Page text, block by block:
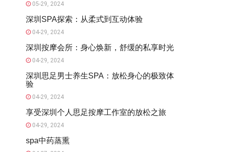
05-29, 2024
深圳SPA探索：从柔式到互动体验
04-29, 2024
深圳按摩会所：身心焕新，舒缓的私享时光
04-29, 2024
深圳思足男士养生SPA：放松身心的极致体
验
04-29, 2024
享受深圳个人思足按摩工作室的放松之旅
04-29, 2024
spa中药蒸熏